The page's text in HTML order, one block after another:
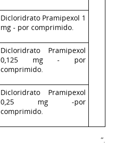
Dicloridrato Pramipexol 1
mg - por comprimido.
Dicloridrato Pramipexol
0,125 mg - por
comprimido.
Dicloridrato Pramipexol
0,25 mg -por
comprimido.
”.